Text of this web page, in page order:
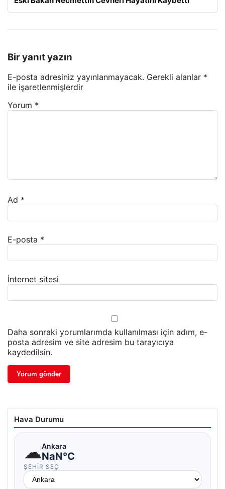
Bir yanıt yazın
E-posta adresiniz yayınlanmayacak. Gerekli alanlar *
ile işaretlenmişlerdir
Yorum *
Ad *
E-posta *
İnternet sitesi
Daha sonraki yorumlarımda kullanılması için adım, e-
posta adresim ve site adresim bu tarayıcıya
kaydedilsin.
Hava Durumu
☁Ankara
NaN°C
ŞEHIR SEÇ